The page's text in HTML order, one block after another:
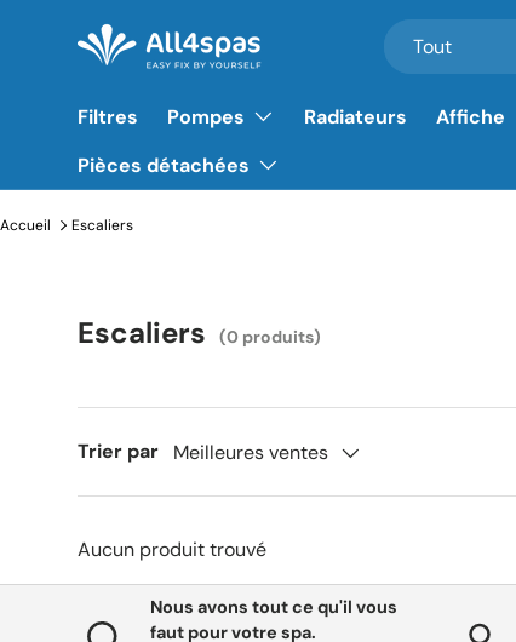
Aller au contenu Tout
Filtres Pompes Radiateurs Affiche
Pièces détachées
Accueil Escaliers
Escaliers (0 produits)
Trier par Meilleures ventes
Aucun produit trouvé
Nous avons tout ce qu'il vous
faut pour votre spa.